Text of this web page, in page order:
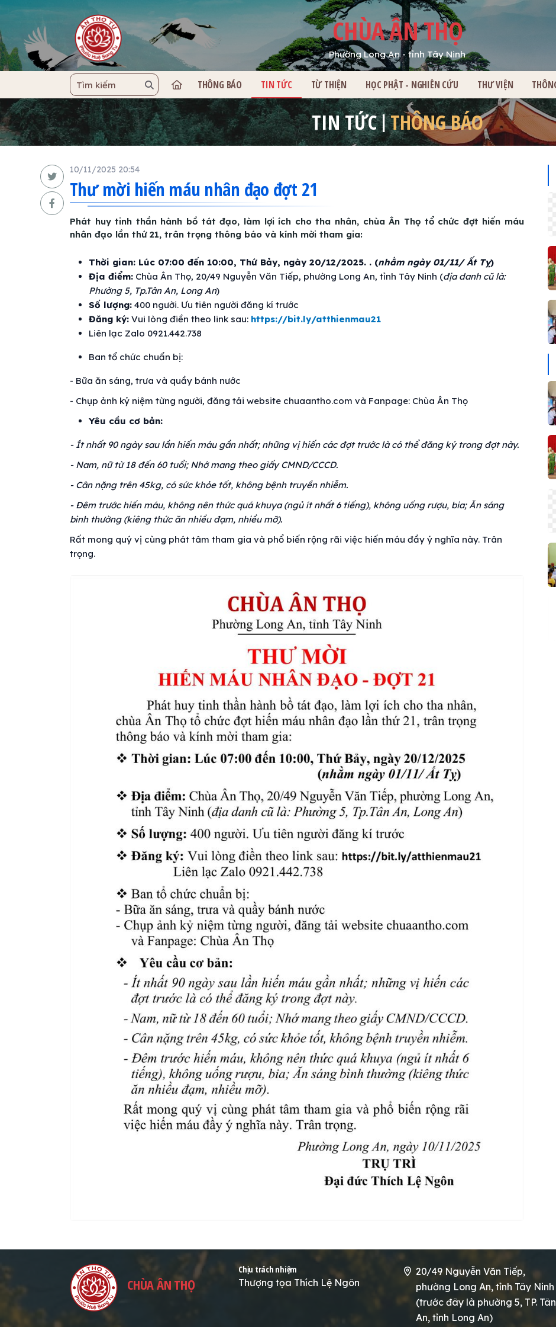
CHÙA ÂN THỌ
Phường Long An - tỉnh Tây Ninh
TRANG CHỦ
THÔNG BÁO TIN TỨC TỪ THIỆN HỌC PHẬT - NGHIÊN CỨU THƯ VIỆN
TIN TỨC THÔNG BÁO
10/11/2025 20:54
Thư mời hiến máu nhân đạo đợt 21
Phát huy tinh thần hành bồ tát đạo, làm lợi ích cho tha nhân, chùa Ân Thọ tổ chức đợt hiến máu
nhân đạo lần thứ 21, trân trọng thông báo và kính mời tham gia:
Thời gian: Lúc 07:00 đến 10:00, Thứ Bảy, ngày 20/12/2025. . (nhằm ngày 01/11/ Ất Tỵ)
Địa điểm: Chùa Ân Thọ, 20/49 Nguyễn Văn Tiếp, phường Long An, tỉnh Tây Ninh (địa danh cũ là:
Phường 5, Tp.Tân An, Long An)
Số lượng: 400 người. Ưu tiên người đăng kí trước
Đăng ký: Vui lòng điền theo link sau: https://bit.ly/atthienmau21
Liên lạc Zalo 0921.442.738
Ban tổ chức chuẩn bị:
- Bữa ăn sáng, trưa và quầy bánh nước
- Chụp ảnh kỷ niệm từng người, đăng tải website chuaantho.com và Fanpage: Chùa Ân Thọ
Yêu cầu cơ bản:
- Ít nhất 90 ngày sau lần hiến máu gần nhất; những vị hiến các đợt trước là có thể đăng ký trong đợt này.
- Nam, nữ từ 18 đến 60 tuổi; Nhớ mang theo giấy CMND/CCCD.
- Cân nặng trên 45kg, có sức khỏe tốt, không bệnh truyền nhiễm.
- Đêm trước hiến máu, không nên thức quá khuya (ngủ ít nhất 6 tiếng), không uống rượu, bia; Ăn sáng
bình thường (kiêng thức ăn nhiều đạm, nhiều mỡ).
Rất mong quý vị cùng phát tâm tham gia và phổ biến rộng rãi việc hiến máu đầy ý nghĩa này. Trân
trọng.
CHÙA ÂN THỌ
Chịu trách nhiệm
Thượng tọa Thích Lệ Ngôn
20/49 Nguyễn Văn Tiếp,
phường Long An, tỉnh Tây Ninh
(trước đây là phường 5, TP. Tân
An, tỉnh Long An)